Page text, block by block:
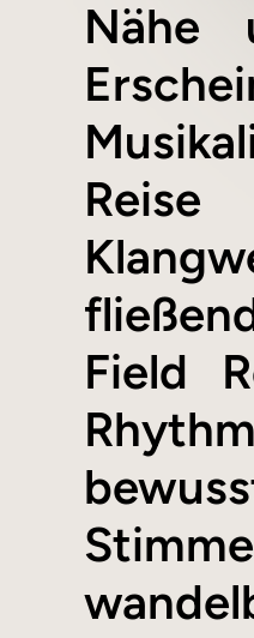
Nähe
Reise
Field